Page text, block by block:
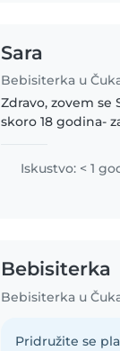
Sara
Bebisiterka u
Zdravo, zovem se
skoro 18 godina-
sviram violinu i
bavim i
pa samim tim
Iskustvo: < 1
Bebisiterka
Bebisiterka u
Pridružite se